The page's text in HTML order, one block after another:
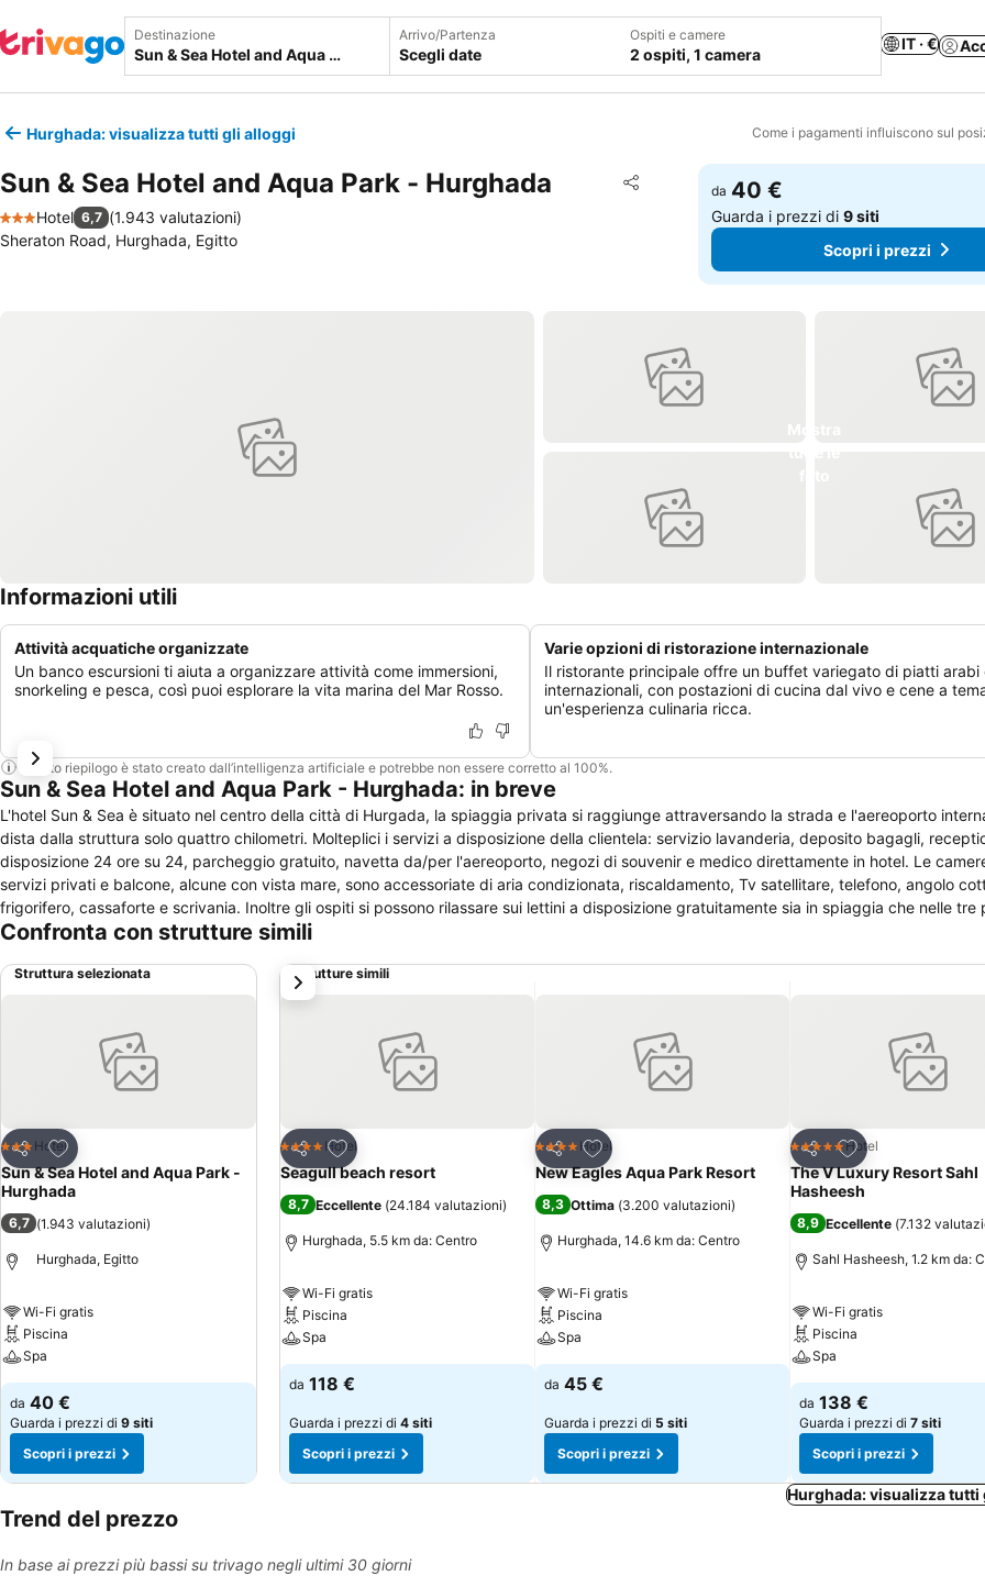
Destinazione Arrivo/Partenza
Scegli date
Ospiti e camere
2 ospiti, 1 camera
IT · €
Hurghada: visualizza tutti gli alloggi Come i pagamenti influiscono sul
Sun & Sea Hotel and Aqua Park - Hurghada Condividi
Aggiungi ai preferiti
3 Stelle
Hotel 6,7 (1.943 valutazioni)
Sheraton Road, Hurghada, Egitto
da 40 €
Guarda i prezzi di9 siti
Scopri i prezzi
Informazioni utili
Attività acquatiche organizzate
Un banco escursioni ti aiuta a organizzare attività come immersioni,
snorkeling e pesca, così puoi esplorare la vita marina del Mar Rosso.
Varie opzioni di ristorazione internazionale
Il ristorante principale offre un buffet variegato di piatti arabi
internazionali, con postazioni di cucina dal vivo e cene a
un'esperienza culinaria ricca.
Questo riepilogo è stato creato dall’intelligenza artificiale e potrebbe non essere corretto al 100%.
Sun & Sea Hotel and Aqua Park - Hurghada: in breve
L'hotel Sun & Sea è situato nel centro della città di Hurgada, la spiaggia privata si raggiunge attraversando la strada e l'aereoporto
dista dalla struttura solo quattro chilometri. Molteplici i servizi a disposizione della clientela: servizio lavanderia, deposito bagagli,
disposizione 24 ore su 24, parcheggio gratuito, navetta da/per l'aereoporto, negozi di souvenir e medico direttamente in hotel. Le
servizi privati e balcone, alcune con vista mare, sono accessoriate di aria condizionata, riscaldamento, Tv satellitare, telefono, angolo
frigorifero, cassaforte e scrivania. Inoltre gli ospiti si possono rilassare sui lettini a disposizione gratuitamente sia in spiaggia che nelle tre
dell'hotel. Numerosi gli sport che si possono praticare: oltre alle attività balneari, equitazione, pallavolo ed una piccola palestra per allenarsi. Un
Confronta con strutture simili
Struttura selezionata
Condividi
Aggiungi ai preferiti
3 StelleHotel
Sun & Sea Hotel and Aqua Park -
Hurghada
6,7 (1.943 valutazioni)
Hurghada, Egitto
Wi-Fi gratis
Piscina
Spa
da 40 €
Guarda i prezzi di 9 siti
Scopri i prezzi
Strutture simili
Condividi
Aggiungi ai preferiti
4 StelleHotel
Seagull beach resort
8,7 Eccellente (24.184 valutazioni)
Hurghada, 5.5 km da: Centro
Wi-Fi gratis
Piscina
Spa
da 118 €
Guarda i prezzi di 4 siti
Scopri i prezzi
Condividi
Aggiungi ai preferiti
4 StelleHotel
New Eagles Aqua Park Resort
8,3 Ottima (3.200 valutazioni)
Hurghada, 14.6 km da: Centro
Wi-Fi gratis
Piscina
Spa
da 45 €
Guarda i prezzi di 5 siti
Scopri i prezzi
Condividi
Aggiungi ai
5 Stelle Hotel
The V Luxury Resort Sahl
Hasheesh
8,9 Eccellente (7.132
Sahl Hasheesh, 1.2 km da:
Wi-Fi gratis
Piscina
Spa
da 138 €
Guarda i prezzi di 7 siti
Scopri i prezzi
successivo
Hurghada: visualizza tutti
Trend del prezzo
In base ai prezzi più bassi su trivago negli ultimi 30 giorni